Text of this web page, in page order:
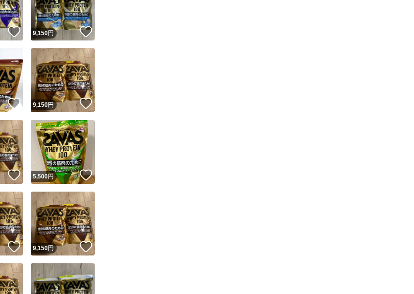
いいね！
9,150円
いいね！
9,150円 いいね！
いいね！
5,500円 いいね！
いいね！
9,150円 いいね！